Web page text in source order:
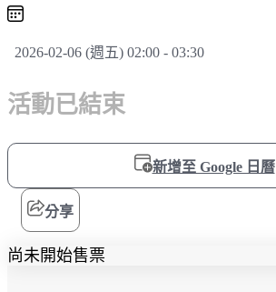
2026-02-06 (週五) 02:00 - 03:30
活動已結束
新增至 Google 日曆
分享
尚未開始售票